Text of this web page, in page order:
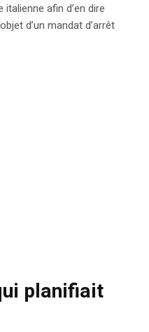
afin d’en dire
d’un mandat d’arrêt
planifiait